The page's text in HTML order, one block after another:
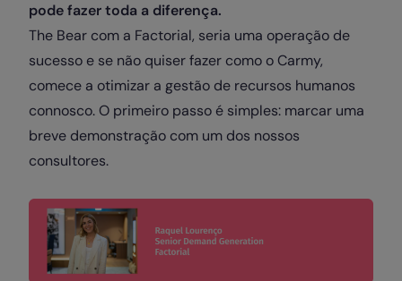
pode fazer toda a diferença.
The Bear com a Factorial, seria uma operação de
sucesso e se não quiser fazer como o Carmy,
comece a otimizar a gestão de recursos humanos
connosco. O primeiro passo é simples: marcar uma
breve demonstração com um dos nossos
consultores.